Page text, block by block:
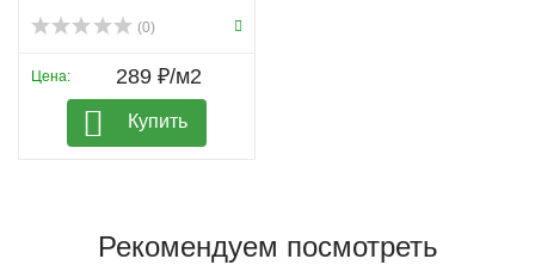
(0)
Цена: 289 ₽/м2
Купить
Рекомендуем посмотреть